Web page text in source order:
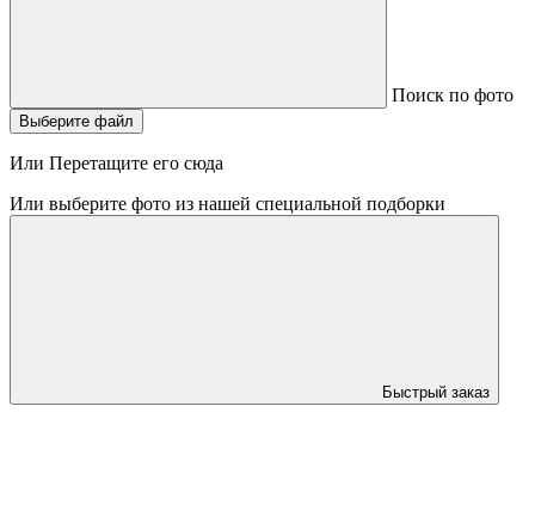
Поиск по фото
Выберите файл
Или Перетащите его сюда
Или выберите фото из нашей специальной подборки
Быстрый заказ